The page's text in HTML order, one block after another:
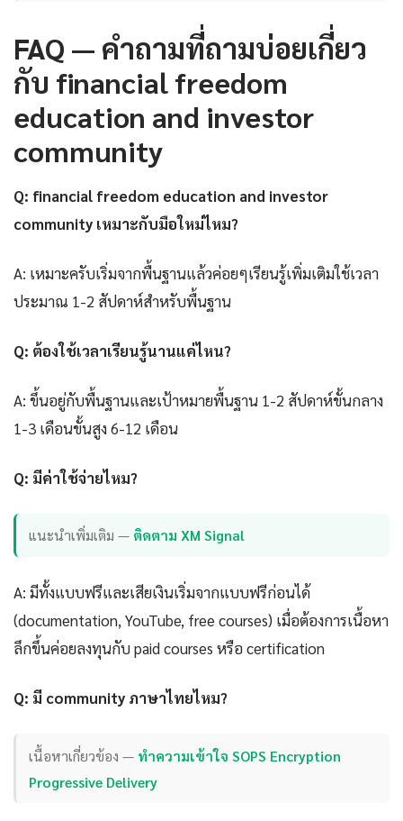
FAQ — คำถามที่ถามบ่อยเกี่ยว
กับ financial freedom
education and investor
community
Q: financial freedom education and investor
community เหมาะกับมือใหม่ไหม?
A: เหมาะครับเริ่มจากพื้นฐานแล้วค่อยๆเรียนรู้เพิ่มเติมใช้เวลา
ประมาณ 1-2 สัปดาห์สำหรับพื้นฐาน
Q: ต้องใช้เวลาเรียนรู้นานแค่ไหน?
A: ขึ้นอยู่กับพื้นฐานและเป้าหมายพื้นฐาน 1-2 สัปดาห์ขั้นกลาง
1-3 เดือนขั้นสูง 6-12 เดือน
Q: มีค่าใช้จ่ายไหม?
แนะนำเพิ่มเติม — ติดตาม XM Signal
A: มีทั้งแบบฟรีและเสียเงินเริ่มจากแบบฟรีก่อนได้
(documentation, YouTube, free courses) เมื่อต้องการเนื้อหา
ลึกขึ้นค่อยลงทุนกับ paid courses หรือ certification
Q: มี community ภาษาไทยไหม?
เนื้อหาเกี่ยวข้อง — ทำความเข้าใจ SOPS Encryption
Progressive Delivery